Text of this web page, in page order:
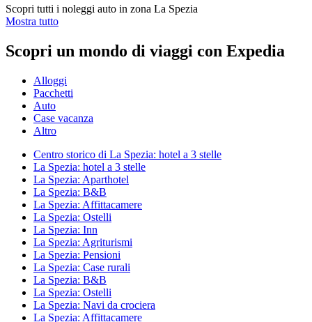
Scopri tutti i noleggi auto in zona La Spezia
Mostra tutto
Scopri un mondo di viaggi con Expedia
Alloggi
Pacchetti
Auto
Case vacanza
Altro
Centro storico di La Spezia: hotel a 3 stelle
La Spezia: hotel a 3 stelle
La Spezia: Aparthotel
La Spezia: B&B
La Spezia: Affittacamere
La Spezia: Ostelli
La Spezia: Inn
La Spezia: Agriturismi
La Spezia: Pensioni
La Spezia: Case rurali
La Spezia: B&B
La Spezia: Ostelli
La Spezia: Navi da crociera
La Spezia: Affittacamere